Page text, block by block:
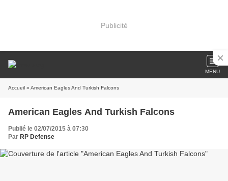
Publicité
MENU
Accueil » American Eagles And Turkish Falcons
American Eagles And Turkish Falcons
Publié le 02/07/2015 à 07:30
Par RP Defense